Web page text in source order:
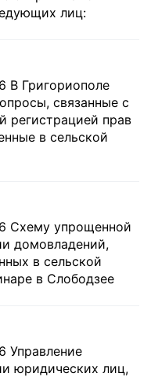
лиц:
В Григориополе
связанные с
регистрацией прав
в сельской
Схему упрощенной
домовладений,
в сельской
в Слободзее
Управление
юридических лиц,